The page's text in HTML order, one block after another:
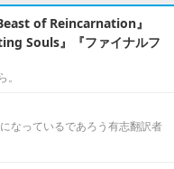
of Reincarnation』
Souls』『ファイナルフ
なっているであろう有志翻訳者